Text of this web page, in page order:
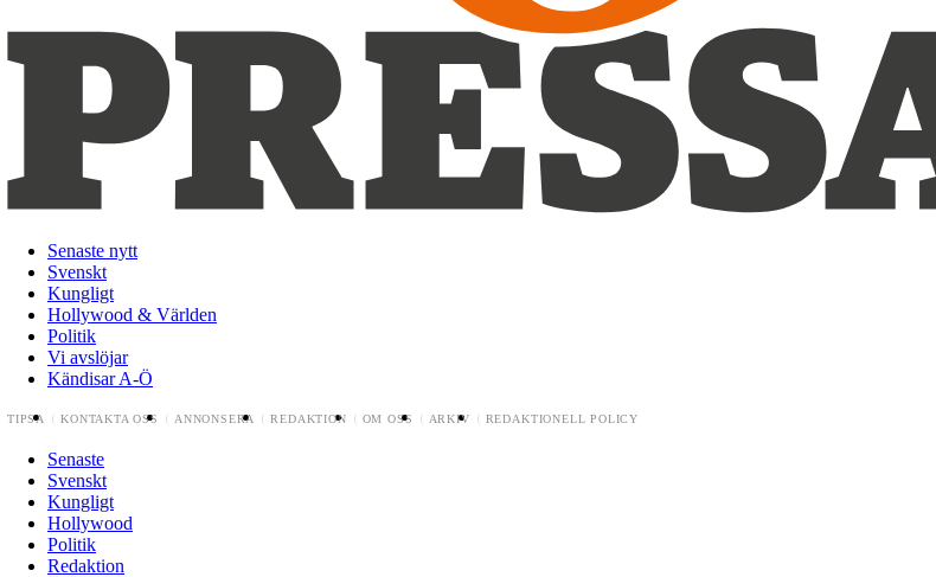
Senaste nytt
Svenskt
Kungligt
Hollywood & Världen
Politik
Vi avslöjar
Kändisar A-Ö
TIPSA KONTAKTA OSS ANNONSERA REDAKTION OM OSS ARKIV REDAKTIONELL POLICY
Senaste
Svenskt
Kungligt
Hollywood
Politik
Redaktion